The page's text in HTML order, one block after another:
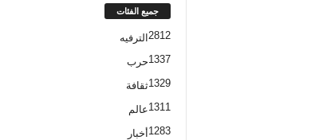
جميع الفئات
الترفيه 2812
حرب1337
ثقافة1329
عالم1311
أخبار 1283